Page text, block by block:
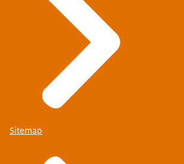
Sitemap